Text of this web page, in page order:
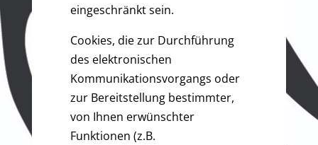
eingeschränkt sein.
Cookies, die zur Durchführung
des elektronischen
Kommunikationsvorgangs oder
zur Bereitstellung bestimmter,
von Ihnen erwünschter
Funktionen (z.B.